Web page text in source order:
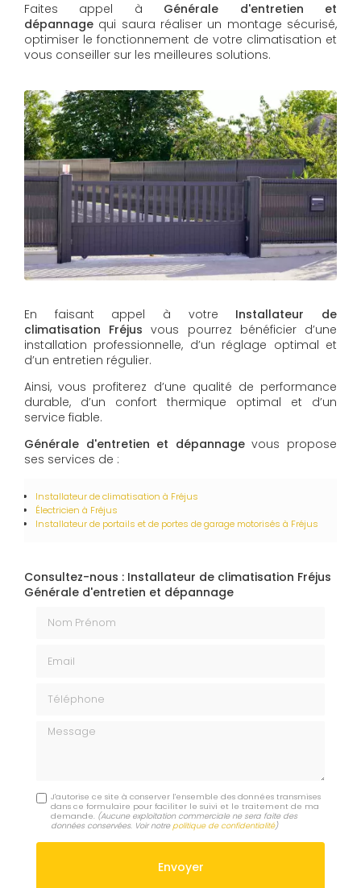
Faites appel à Générale d'entretien et
dépannage qui saura réaliser un montage sécurisé,
optimiser le fonctionnement de votre climatisation et
vous conseiller sur les meilleures solutions.
En faisant appel à votre Installateur de
climatisation Fréjus vous pourrez bénéficier d’une
installation professionnelle, d’un réglage optimal et
d’un entretien régulier.
Ainsi, vous profiterez d’une qualité de performance
durable, d’un confort thermique optimal et d’un
service fiable.
Générale d'entretien et dépannagevous propose
ses services de :
Installateur de climatisation à Fréjus
Électricien à Fréjus
Installateur de portails et de portes de garage motorisés à Fréjus
Consultez-nous : Installateur de climatisation Fréjus
Générale d'entretien et dépannage
Message
J'autorise ce site à conserver l'ensemble des données transmises
dans ce formulaire pour faciliter le suivi et le traitement de ma
demande. (Aucune exploitation commerciale ne sera faite des
données conservées. Voir notrepolitique de confidentialité)